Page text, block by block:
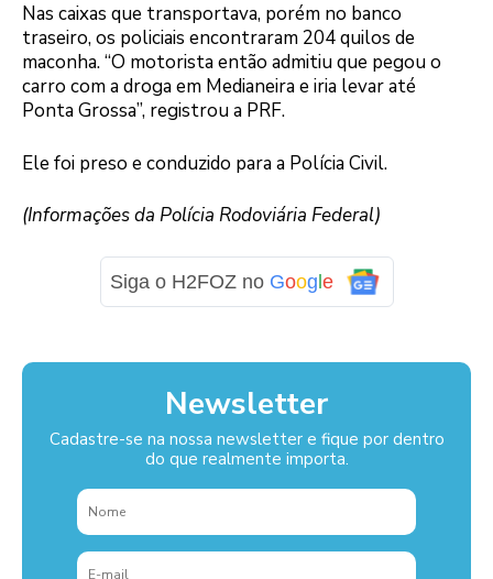
Nas caixas que transportava, porém no banco
traseiro, os policiais encontraram 204 quilos de
maconha. “O motorista então admitiu que pegou o
carro com a droga em Medianeira e iria levar até
Ponta Grossa”, registrou a PRF.
Ele foi preso e conduzido para a Polícia Civil.
(Informações da Polícia Rodoviária Federal)
Siga o H2FOZ no Google
Newsletter
Cadastre-se na nossa newsletter e fique por dentro
do que realmente importa.